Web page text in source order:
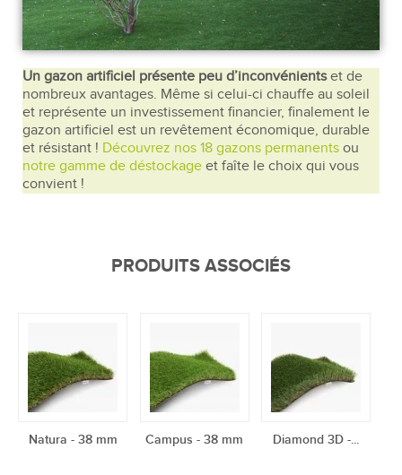
Un gazon artificiel présente peu d’inconvénientset de
nombreux avantages. Même si celui-ci chauffe au soleil
et représente un investissement financier, finalement le
gazon artificiel est un revêtement économique, durable
et résistant ! Découvrez nos 18 gazons permanents ou
notre gamme de déstockage et faîte le choix qui vous
convient !
PRODUITS ASSOCIÉS
Natura - 38 mm Campus - 38 mm Diamond 3D -...